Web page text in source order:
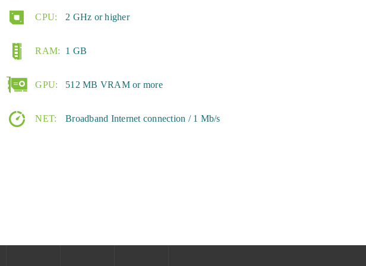
CPU: 2 GHz or higher
RAM: 1 GB
GPU: 512 MB VRAM or more
NET: Broadband Internet connection / 1 Mb/s